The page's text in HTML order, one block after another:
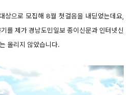
상으로 모집해 8월 첫걸음을 내딛었는데요,
를 제가 경남도민일보 종이신문과 인터넷신
올리지 않았습니다.